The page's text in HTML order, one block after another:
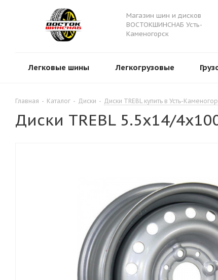
Магазин шин и дисков
ВОСТОКШИНСНАБ Усть-
Каменогорск
Легковые шины Легкогрузовые
Главная - Каталог - Диски - Диски TREBL купить в Усть-
Диски TREBL 5.5х14/